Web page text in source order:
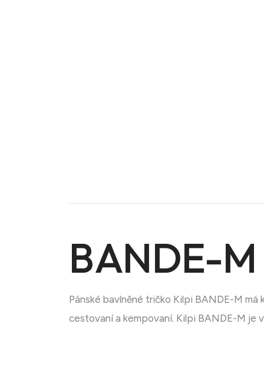
BANDE-
Pánské bavlněné tričko Kilpi BANDE-M
cestovaní a kempovaní. Kilpi BANDE-M je